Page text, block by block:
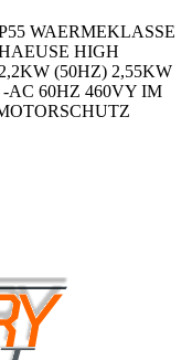
WAERMEKLASSE
HIGH
(50HZ) 2,55KW
AC 60HZ 460VY IM